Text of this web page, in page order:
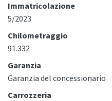
Immatricolazione
5/2023
Chilometraggio
91.332
Garanzia
Garanzia del concessionario
Carrozzeria